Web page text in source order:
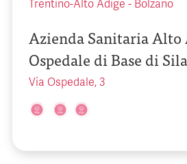
Trentino-Alto Adige - Bolzano
Azienda Sanitaria Alto
Ospedale di Base di
Via Ospedale, 3